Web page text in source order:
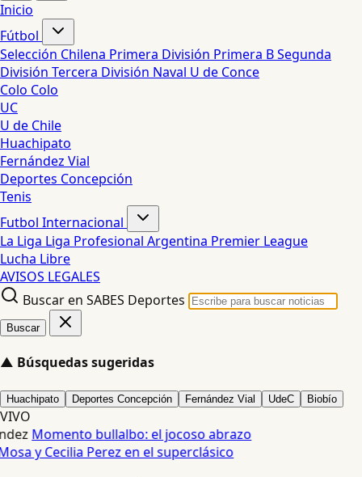
Inicio
Fútbol
Selección Chilena Primera División Primera BSegunda
División Tercera División Naval U de Conce
Colo Colo
UC
U de Chile
Huachipato
Fernández Vial
Deportes Concepción
Tenis
Futbol Internacional
La Liga Liga Profesional Argentina Premier League
Lucha Libre
AVISOS LEGALES
Buscar en SABES Deportes
Buscar
▲ Búsquedas sugeridas
Huachipato Deportes Concepción Fernández Vial UdeC Biobío
VIVO
Momento bullalbo: el jocoso abrazo
y Cecilia Perez en el superclásico